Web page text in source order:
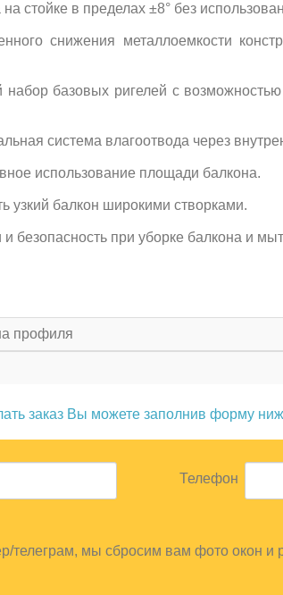
стойке в пределах ±8° без
снижения металлоемкости
базовых ригелей с
система влагоотвода через
использование площади балкона.
узкий балкон широкими створками.
и безопасность при уборке балкона и
профиля
заказ Вы можете заполнив форму
Телефон
телеграм, мы сбросим вам фото окон и